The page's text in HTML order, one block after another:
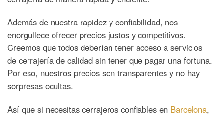
Además de nuestra rapidez y confiabilidad, nos
enorgullece ofrecer precios justos y competitivos.
Creemos que todos deberían tener acceso a servicios
de cerrajería de calidad sin tener que pagar una fortuna.
Por eso, nuestros precios son transparentes y no hay
sorpresas ocultas.
Así que si necesitas cerrajeros confiables en Barcelona,